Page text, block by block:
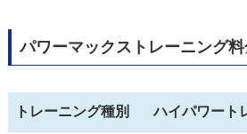
パワーマックストレーニング
トレーニング種別 ハイパワート